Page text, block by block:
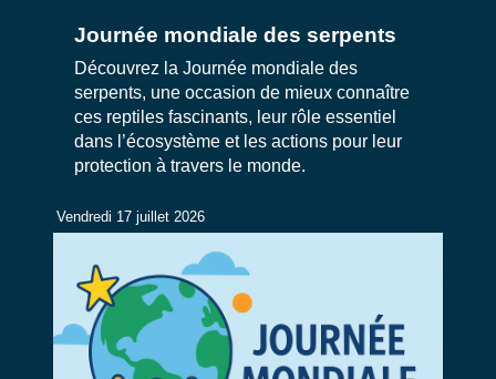
Journée mondiale des serpents
Découvrez la Journée mondiale des
serpents, une occasion de mieux connaître
ces reptiles fascinants, leur rôle essentiel
dans l’écosystème et les actions pour leur
protection à travers le monde.
Vendredi 17 juillet 2026